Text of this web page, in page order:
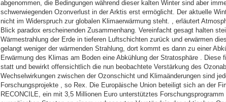
abgenommen, die Bedingungen während dieser kalten Winter sind aber
schwerwiegenden Ozonverlust in der Arktis erst ermöglicht. Der aktuelle
nicht im Widerspruch zur globalen Klimaerwärmung steht. , erläutert
Blick paradox erscheinenden Zusammenhang. Vereinfacht gesagt halten
Wärmestrahlung der Erde in tieferen Luftschichten zurück und erwärmen
gelangt weniger der wärmenden Strahlung, dort kommt es dann zu einer
Erwärmung des Klimas am Boden eine Abkühlung der Stratosphäre .
statt und bewirkt offensichtlich die nun beobachtete Verstärkung des
Wechselwirkungen zwischen der Ozonschicht und Klimaänderungen sind
Forschungsprojekte , so Rex. Die Europäische Union beteiligt sich an der
RECONCILE, ein mit 3,5 Millionen Euro unterstütztes